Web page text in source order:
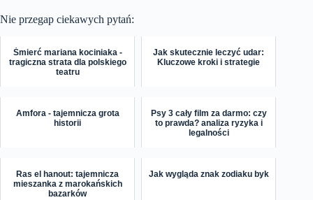
Nie przegap ciekawych pytań:
Śmierć mariana kociniaka -
tragiczna strata dla polskiego
teatru
Jak skutecznie leczyć udar:
Kluczowe kroki i strategie
Amfora - tajemnicza grota
historii
Psy 3 cały film za darmo: czy
to prawda? analiza ryzyka i
legalności
Ras el hanout: tajemnicza
mieszanka z marokańskich
bazarków
Jak wygląda znak zodiaku byk